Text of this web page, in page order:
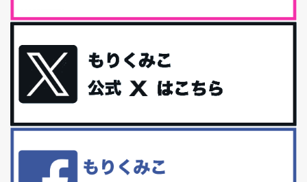
今回は、最近毎回定期的に購入している「楽天ふるさと納税」の返
礼品トップ５を紹介します。今までいろ...
更年期を穏やかに乗りきるために今できる５つのこと。
アラフィフからの体と心の整え方。 私も気づけばアラフィフ、これ
といった更年期症状はまだ...
白髪・美容・免疫力、現代人に足りないのは海藻！
リーブオイルorごま油をたらす。&n...